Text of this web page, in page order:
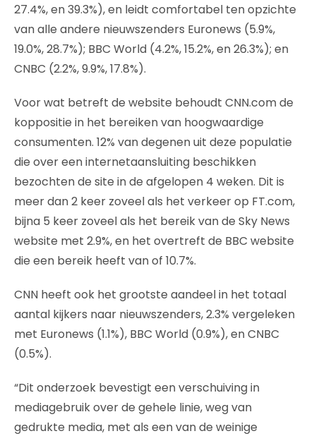
27.4%, en 39.3%), en leidt comfortabel ten opzichte
van alle andere nieuwszenders Euronews (5.9%,
19.0%, 28.7%); BBC World (4.2%, 15.2%, en 26.3%); en
CNBC (2.2%, 9.9%, 17.8%).
Voor wat betreft de website behoudt CNN.com de
koppositie in het bereiken van hoogwaardige
consumenten. 12% van degenen uit deze populatie
die over een internetaansluiting beschikken
bezochten de site in de afgelopen 4 weken. Dit is
meer dan 2 keer zoveel als het verkeer op FT.com,
bijna 5 keer zoveel als het bereik van de Sky News
website met 2.9%, en het overtreft de BBC website
die een bereik heeft van of 10.7%.
CNN heeft ook het grootste aandeel in het totaal
aantal kijkers naar nieuwszenders, 2.3% vergeleken
met Euronews (1.1%), BBC World (0.9%), en CNBC
(0.5%).
“Dit onderzoek bevestigt een verschuiving in
mediagebruik over de gehele linie, weg van
gedrukte media, met als een van de weinige